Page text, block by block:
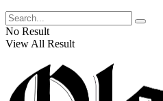
No Result
View All Result